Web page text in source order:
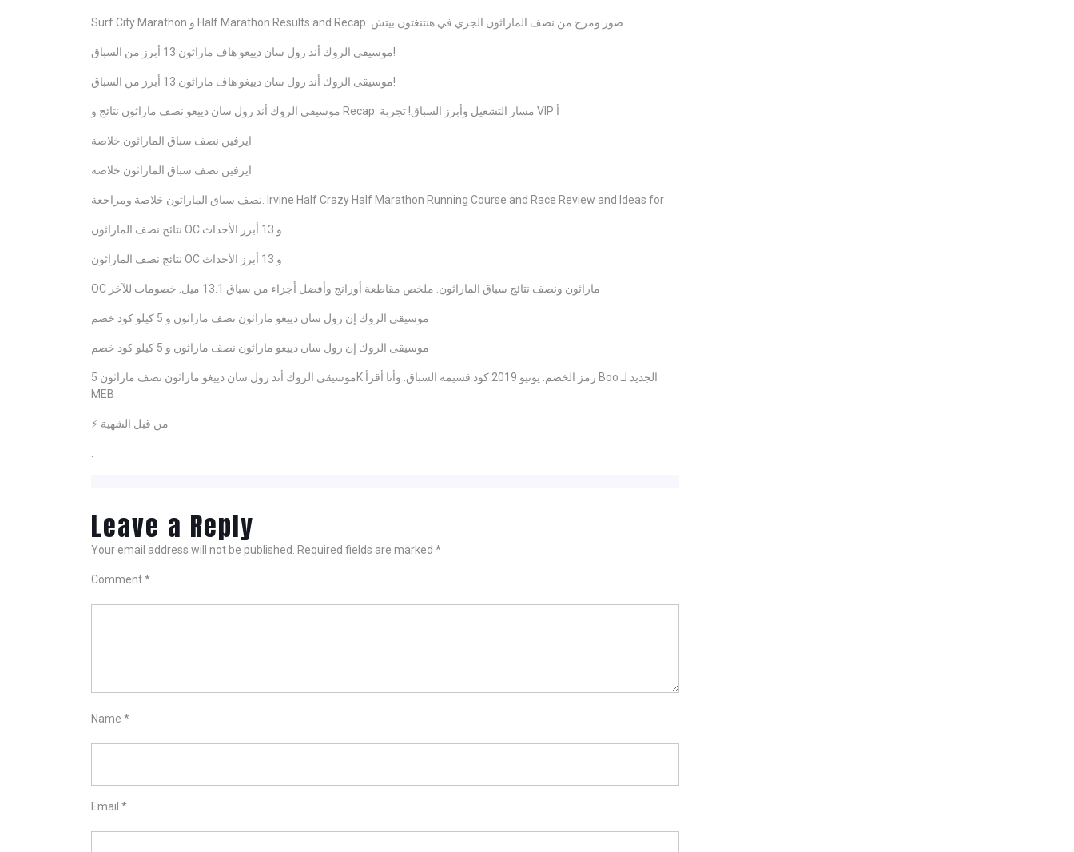
Surf City Marathon و Half Marathon Results and Recap. صور ومرح من نصف الماراثون الجري في هنتنغتون بيتش
موسيقى الروك أند رول سان دييغو هاف ماراثون 13 أبرز من السباق!
موسيقى الروك أند رول سان دييغو هاف ماراثون 13 أبرز من السباق!
موسيقى الروك أند رول سان دييغو نصف ماراثون نتائج و Recap. مسار التشغيل وأبرز السباق! تجربة VIP أ
ايرفين نصف سباق الماراثون خلاصة
ايرفين نصف سباق الماراثون خلاصة
نصف سباق الماراثون خلاصة ومراجعة. Irvine Half Crazy Half Marathon Running Course and Race Review and Ideas for
نتائج نصف الماراثون OC و 13 أبرز الأحداث
نتائج نصف الماراثون OC و 13 أبرز الأحداث
OC ماراثون ونصف نتائج سباق الماراثون. ملخص مقاطعة أورانج وأفضل أجزاء من سباق 13.1 ميل. خصومات للآخر
موسيقى الروك إن رول سان دييغو ماراثون نصف ماراثون و 5 كيلو كود خصم
موسيقى الروك إن رول سان دييغو ماراثون نصف ماراثون و 5 كيلو كود خصم
موسيقى الروك أند رول سان دييغو ماراثون نصف ماراثون 5K رمز الخصم. يونيو 2019 كود قسيمة السباق. وأنا أقرأ Boo الجديد لـ
MEB
⚡ من قبل الشهية
Leave a Reply
Your email address will not be published. Required fields are marked *
Comment*
Name *
Email *